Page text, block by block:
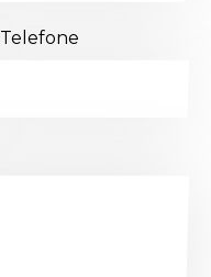
Telefone